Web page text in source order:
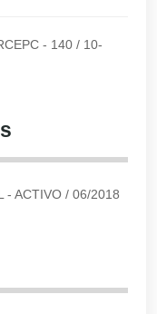
- 140 / 10-
- ACTIVO / 06/2018